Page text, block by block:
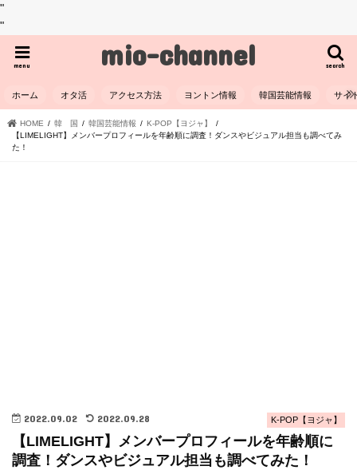
"
"
mio-channel search
menu
ホーム オタ活 アクセス方法 ヨントン情報 韓国芸能情報 サイ
HOME 韓 国 韓国芸能情報
K-POP【ヨジャ】
【LIMELIGHT】メンバープロフィールを年齢順に調査！ダンスやビジュアル担当も調べてみ
た！
K-POP【ヨジャ】
2022.09.02 2022.09.28
【LIMELIGHT】メンバープロフィールを年齢順に
調査！ダンスやビジュアル担当も調べてみた！